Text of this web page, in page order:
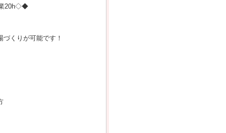
業20h◇◆
くりが可能です！